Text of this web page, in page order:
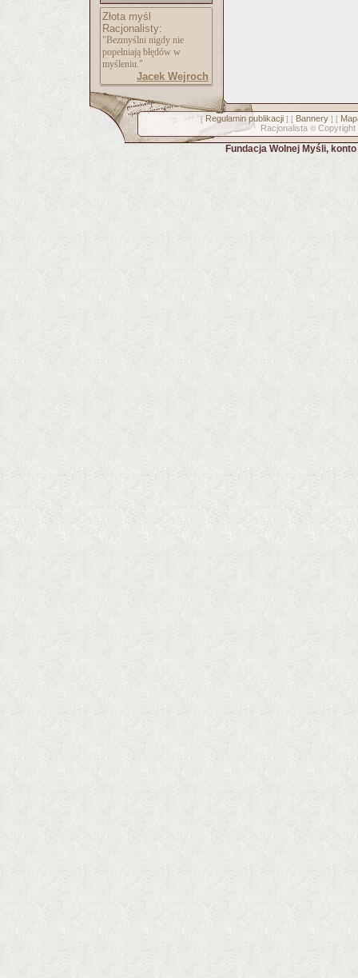
Złota myśl
Racjonalisty:
"Bezmyślni nigdy nie
popełniają błędów w
myśleniu."
Jacek Wejroch
[ Regulamin publikacji] [ Bannery] [
Racjonalista © Copyright
Fundacja Wolnej Myśli,